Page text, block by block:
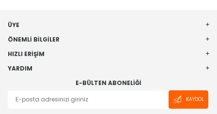
ÜYE
ÖNEMLI BILGILER
HIZLI ERIŞIM
YARDIM
E-BÜLTEN ABONELIĞI
KAYDOL